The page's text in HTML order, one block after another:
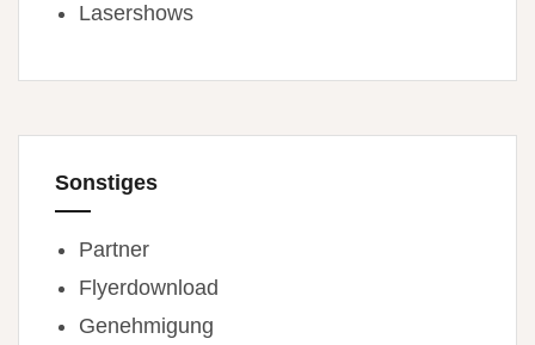
Lasershows
Sonstiges
Partner
Flyerdownload
Genehmigung